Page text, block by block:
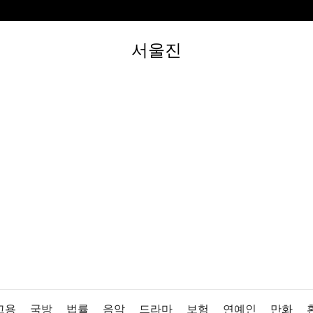
서울진
용 국방 법률 음악 드라마 보험 연예인 만화